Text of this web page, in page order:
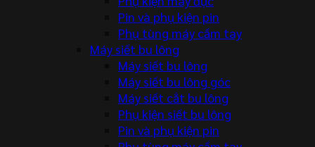
Pin và phụ kiện pin
Phụ tùng máy cầm tay
Máy siết bu lông
Máy siết bu lông
Máy siết bu lông góc
Máy siết cắt bu lông
Phụ kiện siết bu lông
Pin và phụ kiện pin